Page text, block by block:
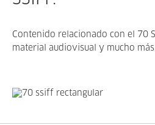
Contenido relacionado con el 70
material audiovisual y mucho